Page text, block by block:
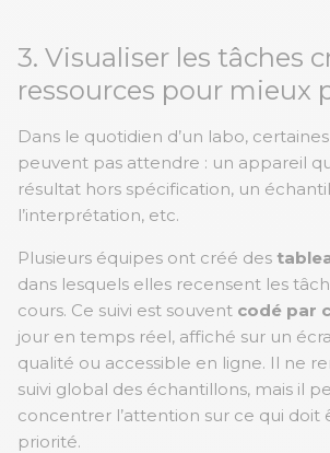
3. Visualiser les tâches
ressources pour mieux
Dans le quotidien d’un labo,
peuvent pas attendre : un appareil
résultat hors spécification, un
l’interprétation, etc.
Plusieurs équipes ont créé des
dans lesquels elles recensent les
cours. Ce suivi est souvent codé par
jour en temps réel, affiché sur un
qualité ou accessible en ligne. Il ne
suivi global des échantillons, mais il
concentrer l’attention sur ce qui doit
priorité.